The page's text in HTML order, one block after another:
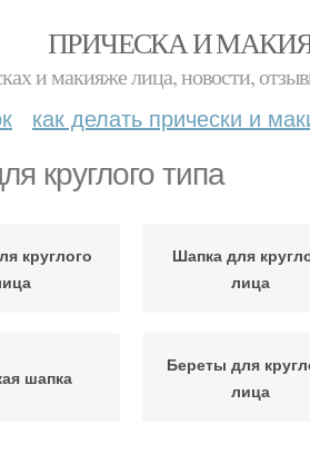
ПРИЧЕСКА И
и макияже лица, новости,
как делать прически и
круглого типа
круглого
Шапка для
лица
шапка
Береты для
лица